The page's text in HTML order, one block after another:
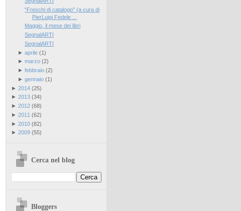
"Freschi di catalogo" (a cura di
PierLuigi Fedele ...
Maggio, il mese dei libri
SegnalARTI
SegnalARTI
► aprile(1)
► marzo(2)
► febbraio(2)
► gennaio(1)
► 2014(25)
► 2013(34)
► 2012(68)
► 2011 (62)
► 2010(82)
► 2009(55)
Cerca nel blog
Bloggers